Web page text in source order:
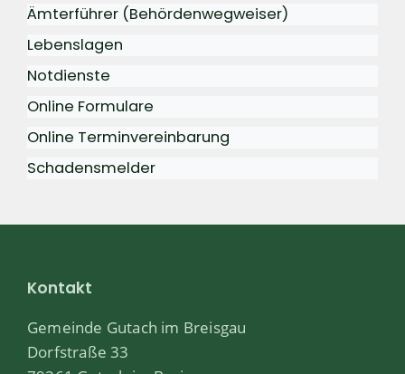
Ämterführer (Behördenwegweiser)
Lebenslagen
Notdienste
Online Formulare
Online Terminvereinbarung
Schadensmelder
Kontakt
Gemeinde Gutach im Breisgau
Dorfstraße 33